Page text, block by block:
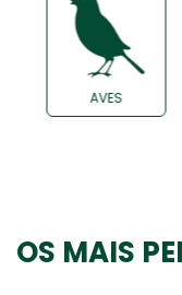
AVES
OS MAIS